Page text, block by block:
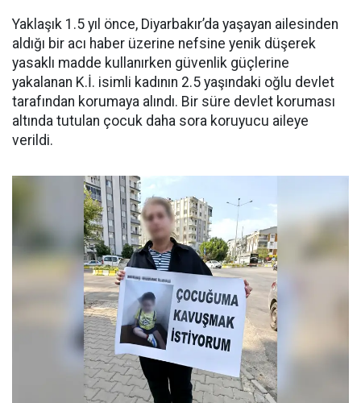
Yaklaşık 1.5 yıl önce, Diyarbakır’da yaşayan ailesinden
aldığı bir acı haber üzerine nefsine yenik düşerek
yasaklı madde kullanırken güvenlik güçlerine
yakalanan K.İ. isimli kadının 2.5 yaşındaki oğlu devlet
tarafından korumaya alındı. Bir süre devlet koruması
altında tutulan çocuk daha sora koruyucu aileye
verildi.